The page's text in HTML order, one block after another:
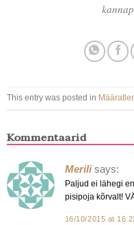
This entry was posted in
Kommentaarid
Merili says:
Paljud ei lähegi
pisipoja kõrvalt!
16/10/2015 at